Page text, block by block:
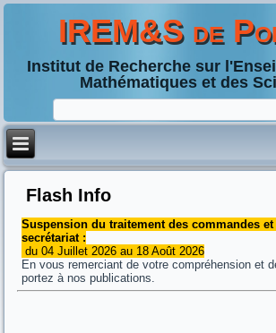
IREM&S de
Institut de Recherche sur
Mathématiques et des
Flash Info
Suspension du traitement des commandes
secrétariat :
du 04 Juillet 2026 au 18 Août 2026
En vous remerciant de votre compréhension et
portez à nos publications.